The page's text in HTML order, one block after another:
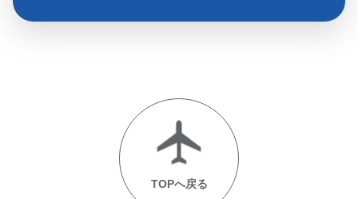
TOPへ戻る